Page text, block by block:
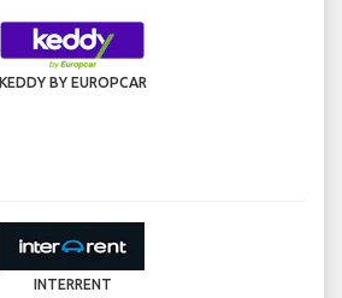
KEDDY BY EUROPCAR
INTERRENT